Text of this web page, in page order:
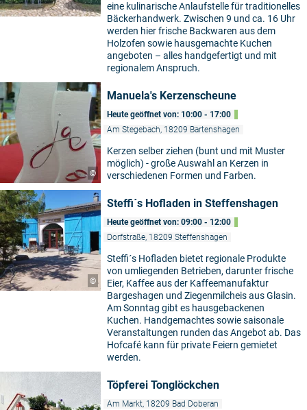
eine kulinarische Anlaufstelle für traditionelles
Bäckerhandwerk. Zwischen 9 und ca. 16 Uhr
werden hier frische Backwaren aus dem
Holzofen sowie hausgemachte Kuchen
angeboten – alles handgefertigt und mit
regionalem Anspruch.
©
Manuela's Kerzenscheune
Heute geöffnet von: 10:00 - 17:00
Am Stegebach, 18209 Bartenshagen
Kerzen selber ziehen (bunt und mit Muster
möglich) - große Auswahl an Kerzen in
verschiedenen Formen und Farben.
©
Steffi´s Hofladen in Steffenshagen
Heute geöffnet von: 09:00 - 12:00
Dorfstraße, 18209 Steffenshagen
Steffi´s Hofladen bietet regionale Produkte
von umliegenden Betrieben, darunter frische
Eier, Kaffee aus der Kaffeemanufaktur
Bargeshagen und Ziegenmilcheis aus Glasin.
Am Sonntag gibt es hausgebackenen
Kuchen. Handgemachtes sowie saisonale
Veranstaltungen runden das Angebot ab. Das
Hofcafé kann für private Feiern gemietet
werden.
Töpferei Tonglöckchen
Am Markt, 18209 Bad Doberan